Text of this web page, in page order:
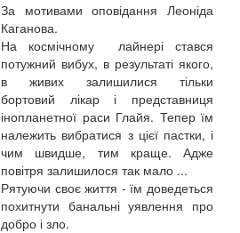
За мотивами оповідання Леоніда
Каганова.
На космічному лайнері стався
потужний вибух, в результаті якого,
в живих залишилися тільки
бортовий лікар і представниця
інопланетної раси Глайя. Тепер їм
належить вибратися з цієї пастки, і
чим швидше, тим краще. Адже
повітря залишилося так мало ...
Рятуючи своє життя - їм доведеться
похитнути банальні уявлення про
добро і зло.